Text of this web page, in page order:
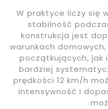
W praktyce liczy się
stabilność
konstrukcja jest
warunkach
początkujących, jak
bardziej
prędkości 12 km/h
intensywność i